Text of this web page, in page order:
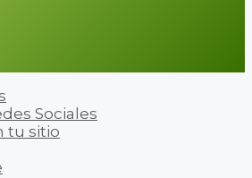
Sociales
tu sitio